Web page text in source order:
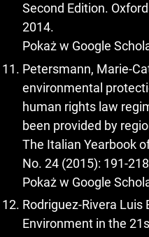
Second Edition.
2014.
Pokaż w Google
Petersmann, Marie-
environmental
human rights law
been provided by
The Italian Yearbook
No. 24 (2015): 191-
Pokaż w Google
Rodriguez-Rivera Luis
Environment in the